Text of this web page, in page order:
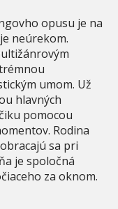
opusu je na
neúrekom.
umom. Už
hlavných
pomocou
Rodina
sa pri
je spoločná
za oknom.